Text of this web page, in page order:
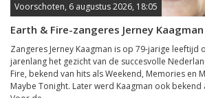
Voorschoten, 6 augustus 2026, 18:05
Earth & Fire-zangeres Jerney
Zangeres Jerney Kaagman is op 79-jarige leeftijd
jarenlang het gezicht van de succesvolle
Fire, bekend van hits als Weekend, Memories en
Maybe Tonight. Later werd Kaagman ook bekend